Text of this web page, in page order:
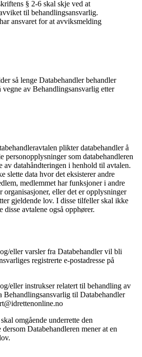
§ 2-6 skal skje ved at
til behandlingsansvarlig.
ansvaret for at avviksmelding
så lenge Databehandler behandler
av Behandlingsansvarlig etter
plikter databehandler å
personopplysninger som databehandleren
av datahåndteringen i henhold til avtalen.
slette data hvor det eksisterer andre
medlemmet har funksjoner i andre
organisasjoner, eller det er opplysninger
gjeldende lov. I disse tilfeller skal ikke
disse avtalene også opphører.
eller varsler fra Databehandler vil bli
registrerte e-postadresse på
eller instrukser relatert til behandling av
Behandlingsansvarlig til Databehandler
omgående underrette den
Databehandleren mener at en